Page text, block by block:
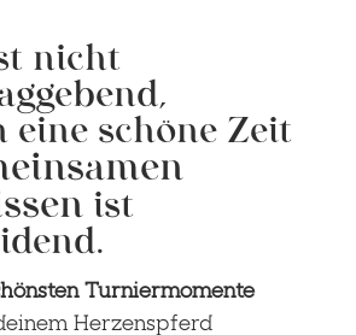
nicht
eine schöne Zeit
ist
Turniermomente
Herzenspferd